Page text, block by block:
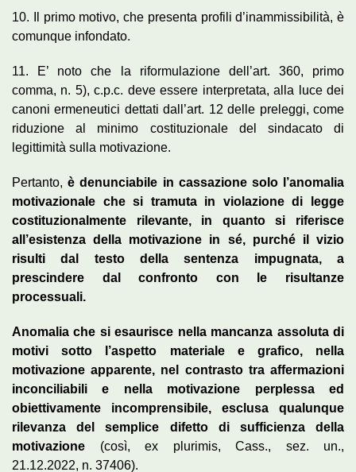
10. Il primo motivo, che presenta profili d’inammissibilità, è
comunque infondato.
11. E’ noto che la riformulazione dell’art. 360, primo
comma, n. 5), c.p.c. deve essere interpretata, alla luce dei
canoni ermeneutici dettati dall’art. 12 delle preleggi, come
riduzione al minimo costituzionale del sindacato di
legittimità sulla motivazione.
Pertanto,è denunciabile in cassazione solo l’anomalia
motivazionale che si tramuta in violazione di legge
costituzionalmente rilevante, in quanto si riferisce
all’esistenza della motivazione in sé, purché il vizio
risulti dal testo della sentenza impugnata, a
prescindere dal confronto con le risultanze
processuali.
Anomalia che si esaurisce nella mancanza assoluta di
motivi sotto l’aspetto materiale e grafico, nella
motivazione apparente, nel contrasto tra affermazioni
inconciliabili e nella motivazione perplessa ed
obiettivamente incomprensibile, esclusa qualunque
rilevanza del semplice difetto di sufficienza della
motivazione (così, ex plurimis, Cass., sez. un.,
21.12.2022, n. 37406).